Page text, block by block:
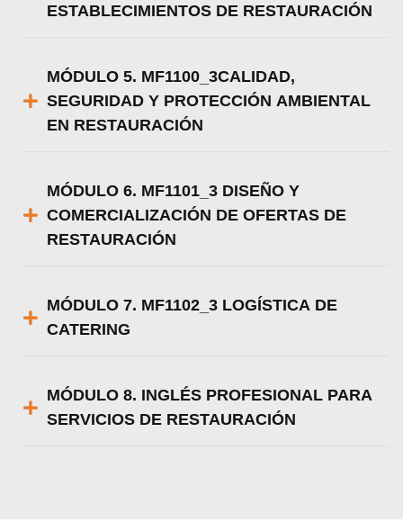
ESTABLECIMIENTOS DE RESTAURACIÓN
MÓDULO 5. MF1100_3CALIDAD,
SEGURIDAD Y PROTECCIÓN AMBIENTAL
EN RESTAURACIÓN
MÓDULO 6. MF1101_3 DISEÑO Y
COMERCIALIZACIÓN DE OFERTAS DE
RESTAURACIÓN
MÓDULO 7. MF1102_3 LOGÍSTICA DE
CATERING
MÓDULO 8. INGLÉS PROFESIONAL PARA
SERVICIOS DE RESTAURACIÓN